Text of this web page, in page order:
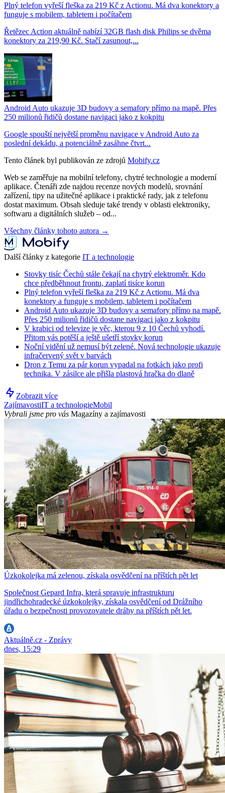
Plný telefon vyřeší fleška za 219 Kč z Actionu. Má dva konektory a
funguje s mobilem, tabletem i počítačem
Řetězec Action aktuálně nabízí 32GB flash disk Philips se dvěma
konektory za 219,90 Kč. Stačí zasunout,...
Android Auto ukazuje 3D budovy a semafory přímo na mapě. Přes
250 milionů řidičů dostane navigaci jako z kokpitu
Google spouští největší proměnu navigace v Android Auto za
poslední dekádu, a potenciálně zasáhne čtvrt...
Tento článek byl publikován ze zdrojů Mobify.cz
Web se zaměřuje na mobilní telefony, chytré technologie a moderní
aplikace. Čtenáři zde najdou recenze nových modelů, srovnání
zařízení, tipy na užitečné aplikace i praktické rady, jak z telefonu
dostat maximum. Obsah sleduje také trendy v oblasti elektroniky,
softwaru a digitálních služeb – od...
Všechny články tohoto autora →
Další články z kategorie IT a technologie
Stovky tisíc Čechů stále čekají na chytrý elektroměr. Kdo
chce předběhnout frontu, zaplatí tisíce korun
Plný telefon vyřeší fleška za 219 Kč z Actionu. Má dva
konektory a funguje s mobilem, tabletem i počítačem
Android Auto ukazuje 3D budovy a semafory přímo na mapě.
Přes 250 milionů řidičů dostane navigaci jako z kokpitu
V krabici od televize je věc, kterou 9 z 10 Čechů vyhodí.
Přitom vás potěší a ještě ušetří stovky korun
Noční vidění už nemusí být zelené. Nová technologie ukazuje
infračervený svět v barvách
Dron z Temu za pár korun vypadal na fotkách jako profi
technika. V zásilce ale přišla plastová hračka do dlaně
Zobrazit více
ZajímavostiIT a technologieMobil
Vybrali jsme pro vás Magazíny a zajímavosti
Úzkokolejka má zelenou, získala osvědčení na příštích pět let
Společnost Gepard Infra, která spravuje infrastrukturu
jindřichohradecké úzkokolejky, získala osvědčení od Drážního
úřadu o bezpečnosti provozovatele dráhy na příštích pět let.
Aktuálně.cz - Zprávy
dnes, 15:29